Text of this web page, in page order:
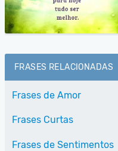
FRASES RELACIONADAS
Frases de Amor
Frases Curtas
Frases de Sentimentos